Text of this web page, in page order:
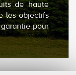
de haute
les objectifs
pour